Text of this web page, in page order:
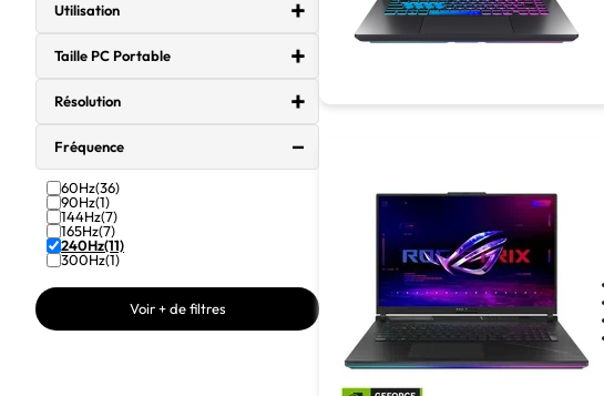
Utilisation
Taille PC Portable
Résolution
Fréquence
60Hz(36)
90Hz(1)
144Hz(7)
165Hz(7)
240Hz(11)
300Hz(1)
Voir + de filtres